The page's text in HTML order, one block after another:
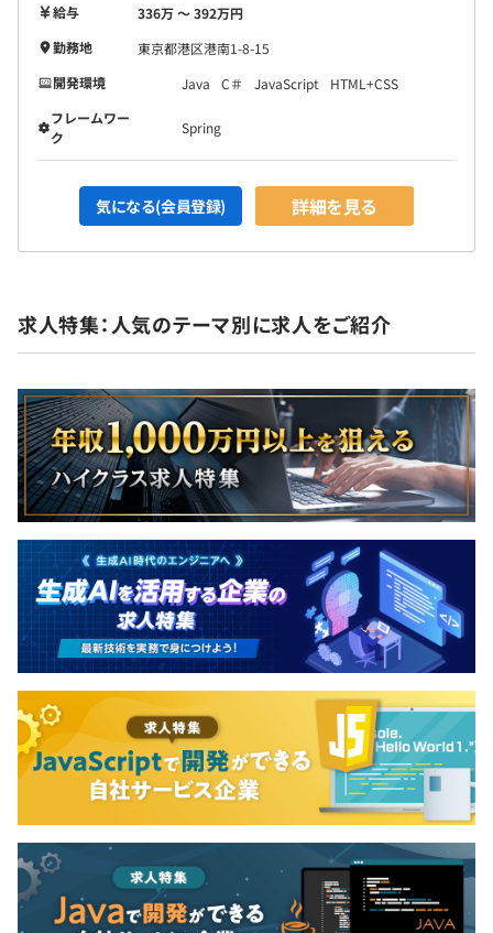
給与
336万 〜 392万円
勤務地
東京都港区港南1-8-15
開発環境
Java C＃ JavaScript
HTML+CSS
フレームワー
ク
Spring
気になる(会員登録) 詳細を見る
求人特集：人気のテーマ別に求人をご紹介